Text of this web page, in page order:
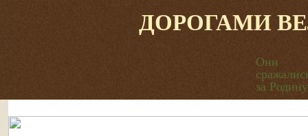
ДОРОГАМИ
Они
за Родину